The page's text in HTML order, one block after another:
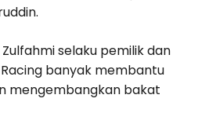
selaku pemilik dan
banyak membantu
mengembangkan bakat